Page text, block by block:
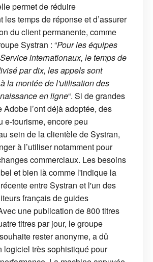
permet de réduire
les temps de réponse et d’assurer
du client permanente, comme
Systran : “Pour les équipes
internationaux, le temps de
par dix, les appels sont
la montée de l'utilisation des
en ligne“. Si de grandes
Adobe l’ont déjà adoptée, des
e-tourisme, encore peu
sein de la clientèle de Systran,
à l’utiliser notamment pour
commerciaux. Les besoins
et bien là comme l'indique la
entre Systran et l'un des
français de guides
une publication de 800 titres
titres par jour, le groupe
rester anonyme, a dû
logiciel très sophistiqué pour